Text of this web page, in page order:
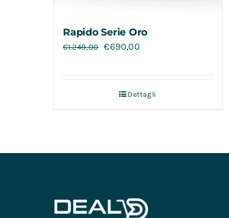
Rapido Serie Oro
€1.249,00 €690,00
Dettagli